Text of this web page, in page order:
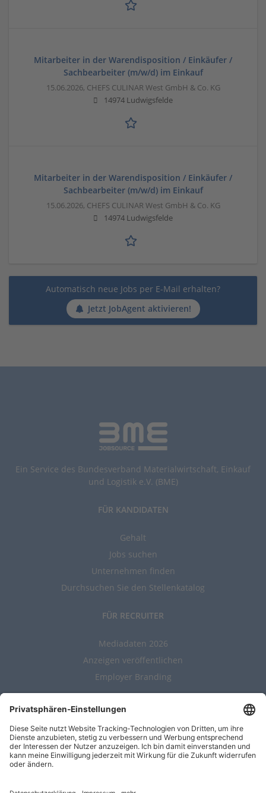
Mitarbeiter in der Warendisposition / Einkäufer /
Sachbearbeiter (m/w/d) im Einkauf
15.06.2026, CHEFS CULINAR West GmbH & Co. KG
14974 Ludwigsfelde
Mitarbeiter in der Warendisposition / Einkäufer /
Sachbearbeiter (m/w/d) im Einkauf
15.06.2026, CHEFS CULINAR West GmbH & Co. KG
14974 Ludwigsfelde
Automatisch neue Jobs per E-Mail erhalten?
Jetzt JobAgent aktivieren!
Ein Service des Bundesverband Materialwirtschaft, Einkauf
und Logistik e.V. (BME)
FÜR KANDIDATEN
Gehalt
Jobs suchen
Unternehmen finden
Durchsuchen Sie den Stellenkatalog
FÜR RECRUITER
Mediadaten 2026
Anzeigen veröffentlichen
Employer Branding
ALLGEMEIN
Kontakt
AGBs